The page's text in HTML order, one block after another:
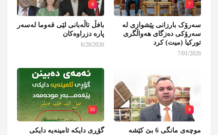
7
سەرۆک بارزانی پێشوازی لە
سەرۆکی دەزگای هەواڵگری
تورکیا (میت) کرد
7/01/2026
8
بافڵ تاڵەبانی لێی قەوما لەسەر
پارە دزراوەکان
6/28/2026
9
موچەی مانگی 6 بێ کێشە
10
گۆڕی دایکە ئامینەیە دایکی